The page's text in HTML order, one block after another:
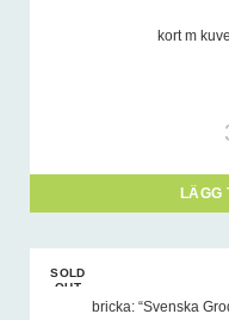
kort m
LÄGG
SOLD
OUT
bricka: “Svenska